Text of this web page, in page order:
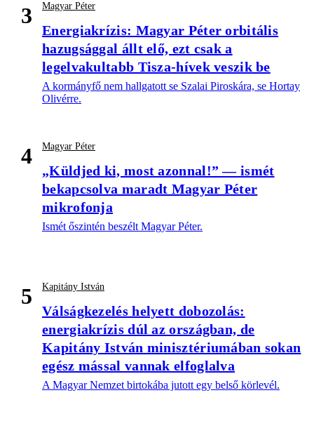
3 Magyar Péter
Energiakrízis: Magyar Péter orbitális
hazugsággal állt elő, ezt csak a
legelvakultabb Tisza-hívek veszik be
A kormányfő nem hallgatott se Szalai Piroskára, se Hortay
Olivérre.
4 Magyar Péter
„Küldjed ki, most azonnal!” — ismét
bekapcsolva maradt Magyar Péter
mikrofonja
Ismét őszintén beszélt Magyar Péter.
5 Kapitány István
Válságkezelés helyett dobozolás:
energiakrízis dúl az országban, de
Kapitány István minisztériumában sokan
egész mással vannak elfoglalva
A Magyar Nemzet birtokába jutott egy belső körlevél.